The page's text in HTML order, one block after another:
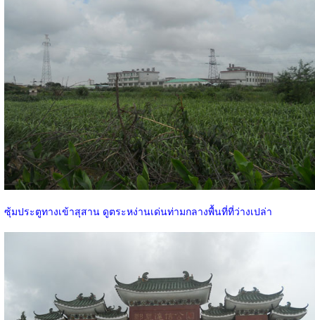
ซุ้มประตูทางเข้าสุสาน ดูตระหง่านเด่นท่ามกลางพื้นที่ที่ว่างเปล่า